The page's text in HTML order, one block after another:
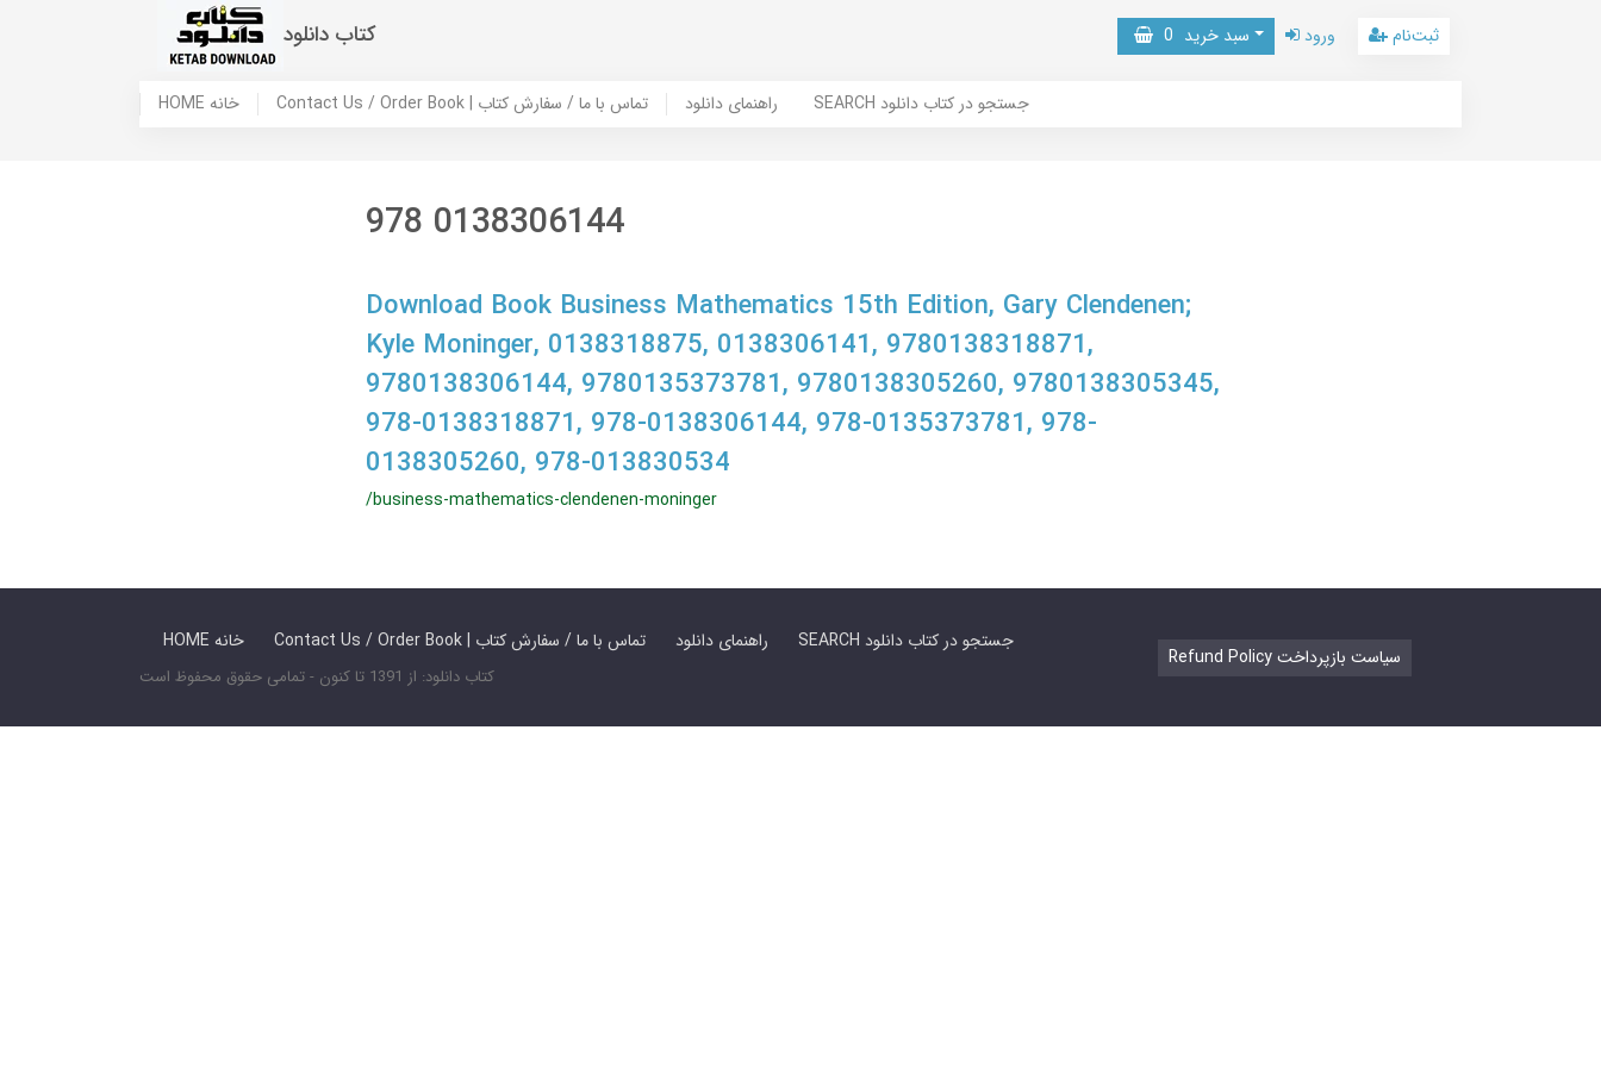
کتاب دانلود سبد خرید 0 ورود ثبت‌نام
HOME خانه Contact Us / Order Book | تماس با ما / سفارش کتاب راهنمای دانلود SEARCH جستجو در کتاب دانلود
978 0138306144
Download Book Business Mathematics 15th Edition, Gary Clendenen;
Kyle Moninger, 0138318875, 0138306141, 9780138318871,
9780138306144, 9780135373781, 9780138305260, 9780138305345,
978-0138318871, 978-0138306144, 978-0135373781, 978-
0138305260, 978-013830534
/business-mathematics-clendenen-moninger
HOME خانه Contact Us / Order Book | تماس با ما / سفارش کتاب راهنمای دانلود SEARCH جستجو در کتاب دانلود
کتاب دانلود: از 1391 تا کنون - تمامی حقوق محفوظ است
Refund Policy سیاست بازپرداخت